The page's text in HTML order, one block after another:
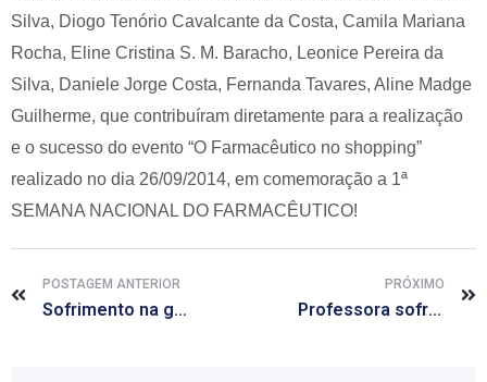
Silva, Diogo Tenório Cavalcante da Costa, Camila Mariana
Rocha, Eline Cristina S. M. Baracho, Leonice Pereira da
Silva, Daniele Jorge Costa, Fernanda Tavares, Aline Madge
Guilherme, que contribuíram diretamente para a realização
e o sucesso do evento “O Farmacêutico no shopping”
realizado no dia 26/09/2014, em comemoração a 1ª
SEMANA NACIONAL DO FARMACÊUTICO!
POSTAGEM ANTERIOR
Sofrimento na gravidez altera a genética do bebê, diz estudo
PRÓXIMO
Professora sofre trombose após uso de anticoncepcional e mostra mais casos